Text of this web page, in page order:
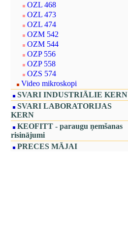
OZL 468
OZL 473
OZL 474
OZM 542
OZM 544
OZP 556
OZP 558
OZS 574
Video mikroskopi
SVARI INDUSTRIĀLIE KERN
SVARI LABORATORIJAS
KERN
KEOFITT - paraugu ņemšanas
risinājumi
PRECES MĀJAI